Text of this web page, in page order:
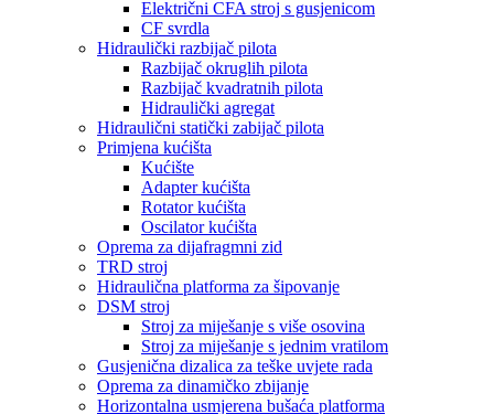
Električni CFA stroj s gusjenicom
CF svrdla
Hidraulički razbijač pilota
Razbijač okruglih pilota
Razbijač kvadratnih pilota
Hidraulički agregat
Hidraulični statički zabijač pilota
Primjena kućišta
Kućište
Adapter kućišta
Rotator kućišta
Oscilator kućišta
Oprema za dijafragmni zid
TRD stroj
Hidraulična platforma za šipovanje
DSM stroj
Stroj za miješanje s više osovina
Stroj za miješanje s jednim vratilom
Gusjenična dizalica za teške uvjete rada
Oprema za dinamičko zbijanje
Horizontalna usmjerena bušaća platforma